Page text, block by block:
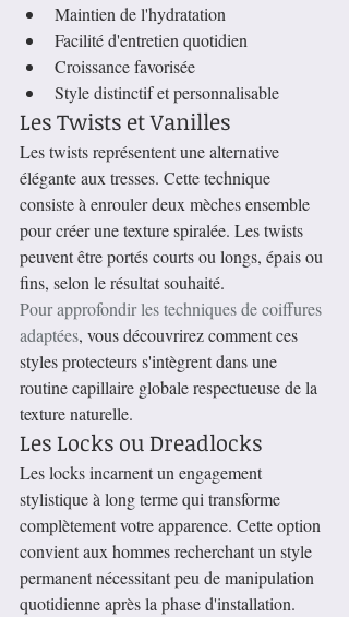
Maintien de l'hydratation
Facilité d'entretien quotidien
Croissance favorisée
Style distinctif et personnalisable
Les Twists et Vanilles
Les twists représentent une alternative
élégante aux tresses. Cette technique
consiste à enrouler deux mèches ensemble
pour créer une texture spiralée. Les twists
peuvent être portés courts ou longs, épais ou
fins, selon le résultat souhaité.
Pour approfondir les techniques de coiffures
adaptées, vous découvrirez comment ces
styles protecteurs s'intègrent dans une
routine capillaire globale respectueuse de la
texture naturelle.
Les Locks ou Dreadlocks
Les locks incarnent un engagement
stylistique à long terme qui transforme
complètement votre apparence. Cette option
convient aux hommes recherchant un style
permanent nécessitant peu de manipulation
quotidienne après la phase d'installation.